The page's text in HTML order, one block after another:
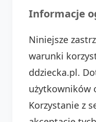
Informacje
Niniejsze
warunki
ddziecka.pl.
użytkowników
Korzystanie z